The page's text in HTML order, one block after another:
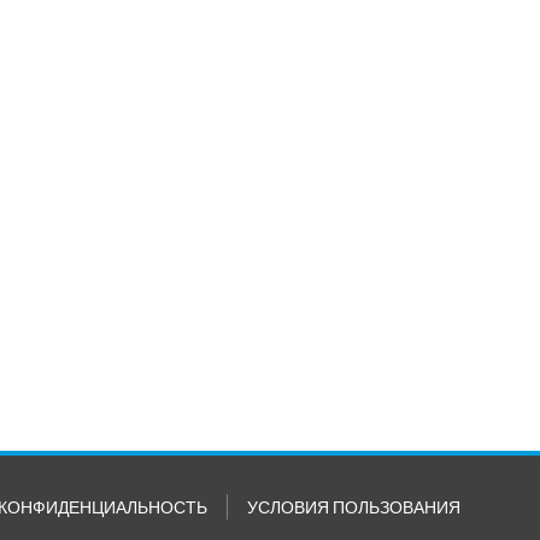
КОНФИДЕНЦИАЛЬНОСТЬ УСЛОВИЯ ПОЛЬЗОВАНИЯ